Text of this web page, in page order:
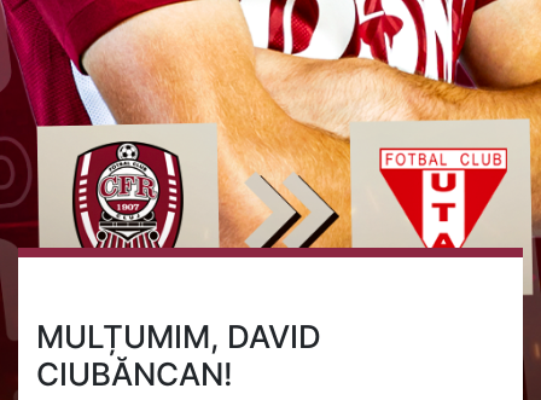
MULȚUMIM, DAVID
CIUBĂNCAN!